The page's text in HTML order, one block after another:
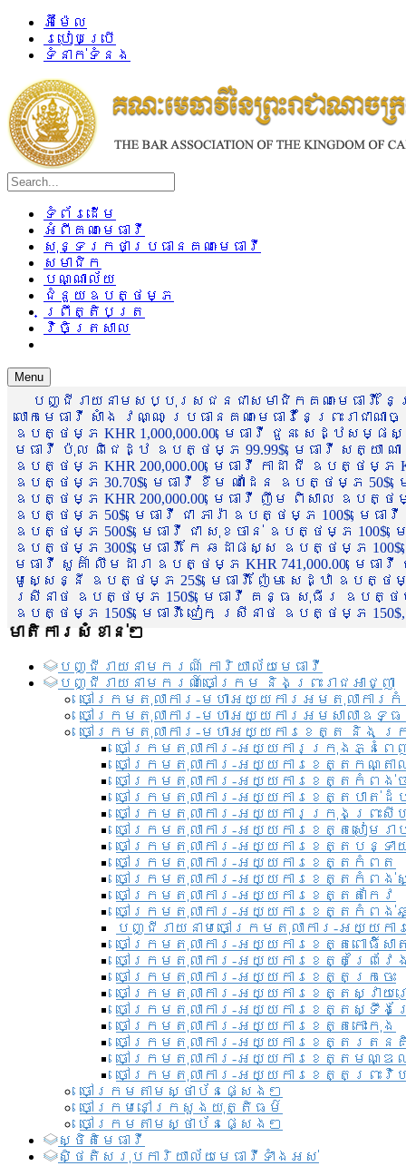
អ៊ីម៉ែល
របៀបប្រើ
ទំនាក់ទំនង
ទំព័រដើម
អំពីគណៈមេធាវី
សុន្ទរកថាប្រធានគណៈមេធាវី
សមាជិក
បណ្ណាល័យ
ជំនួយឧបត្ថម្ភ
ព្រឹត្តិបត្រ
វិចិត្រសាល
Menu
បញ្ជីរាយនាមសប្បុរសជនជាសមាជិកគណៈមេធាវី
លោកមេធាវី សាំង វណ្ណៈ ប្រធានគណៈមេធាវីនៃព្រះរា
ឧបត្ថម្ភ KHR 1,000,000.00, មេធាវី ជួន សេដ្ឋស
មេធាវី ប៉ុល ពិជេដ្ឋ ឧបត្ថម្ភ 99.99$, មេធាវី សត្យា ណ
ឧបត្ថម្ភ KHR 200,000.00, មេធាវី កាដា ជី ឧបត្ថម្ភ
ឧបត្ថម្ភ 30.70$, មេធាវី ខឹម ណាដែន ឧបត្ថម្ភ 50$,
ឧបត្ថម្ភ KHR 200,000.00, មេធាវី ញឹម ពិសាល ឧបត្ថ
ឧបត្ថម្ភ 50$, មេធាវី ជា ភារ៉ា ឧបត្ថម្ភ 100$, មេ
ឧបត្ថម្ភ 500$, មេធាវី ជា សុខចាន់ ឧបត្ថម្ភ
ឧបត្ថម្ភ 300$, មេធាវី កែ ឆដាផស្ស ឧបត្ថម្ភ
មេធាវី សួគ៌ា លឹមដារា ឧបត្ថម្ភ KHR 741,000.00, មេ
មូសេ្សន្នី ឧបត្ថម្ភ 25$, មេធាវី ញ៉ែម សេដ្ឋា ឧបត្ថ
ស្រីនាថ ឧបត្ថម្ភ 150$, មេធាវី គន្ធ សុធីរ ឧបត្ថម្ភ
ឧបត្ថម្ភ 150$, មេធាវី ជៀក ស្រីនាថ ឧបត្ថម្ភ 150$,
មាតិការសំខាន់ៗ
បញ្ជី​រាយ​នាមករណ៍ ការិយាល័យ​មេធាវី​
បញ្ជី​រាយ​នាមករណ៍​ចៅក្រម និងព្រះរាជអាជ្ញា
ចៅក្រមតុលាការ-មហាអយ្យការអមតុលាការ
ចៅក្រមតុលាការ-មហាអយ្យការអមសាលាឧទ្
ចៅក្រមតុលាការ-មហាអយ្យការខេត្ត និង ក្
ចៅក្រមតុលាការ-អយ្យការក្រុងភ្នំពេ
ចៅក្រមតុលាការ-អយ្យការខេត្តកណ្តា
ចៅក្រមតុលាការ-អយ្យការខេត្តកំពង់ច
ចៅក្រមតុលាការ-អយ្យការខេត្តបាត់ដំ
ចៅក្រមតុលាការ-អយ្យការ​ក្រុងព្រះសី
ចៅក្រមតុលាការ-អយ្យការខេត្តសៀមរា
ចៅក្រមតុលាការ-អយ្យការខេត្តបន្ទា
ចៅក្រមតុលាការ-អយ្យការខេត្តកំពត
ចៅក្រមតុលាការ-អយ្យការខេត្តកំពង់
ចៅក្រមតុលាការ-អយ្យការខេត្តតាកែវ
ចៅក្រមតុលាការ-អយ្យការខេត្តកំពង់
បញ្ជីរាយនាមចៅក្រមតុលាការ-អយ្យក
ចៅក្រមតុលាការ-អយ្យការខេត្តពោធិ៍សា
ចៅក្រមតុលាការ-អយ្យការខេត្តព្រៃវែ
ចៅក្រមតុលាការ-អយ្យការខេត្តក្រចេះ
ចៅក្រមតុលាការ-អយ្យការខេត្តស្វាយ
ចៅក្រមតុលាការ-អយ្យការខេត្តស្ទឹង
ចៅក្រមតុលាការ-អយ្យការខេត្តកោះកុង
ចៅក្រមតុលាការ-អយ្យការខេត្តរតន
ចៅក្រមតុលាការ-អយ្យការខេត្តមណ្
ចៅក្រមតុលាការ-អយ្យការខេត្តព្រះវិហ
ចៅក្រមតាមស្ថាប័នផ្សេងៗ
ចៅក្រមនៅក្រសួងយុត្តិធម៌
ចៅក្រមតាមស្ថាប័នផ្សេងៗ
ស្ថិតិមេធាវី
សិ្ថតិសរុបការិយាល័យមេធាវីទាំងអស់​